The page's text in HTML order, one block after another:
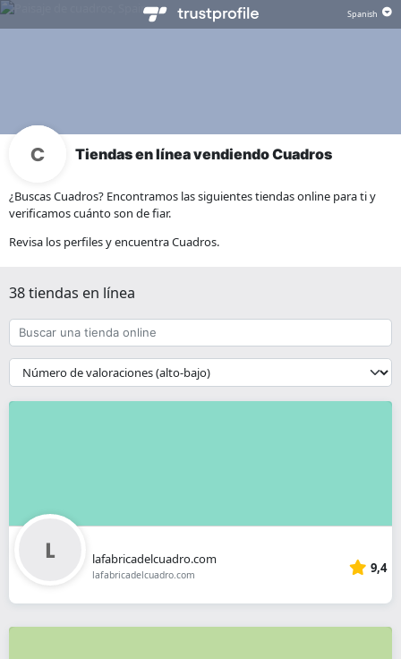
Tiendas en línea vendiendo Cuadros
¿Buscas Cuadros? Encontramos las siguientes tiendas online para ti y
verificamos cuánto son de fiar.
Revisa los perfiles y encuentra Cuadros.
38 tiendas en línea
Buscar
una
tienda
online
{{
__('Sort')
}}
lafabricadelcuadro.com
lafabricadelcuadro.com 9,4